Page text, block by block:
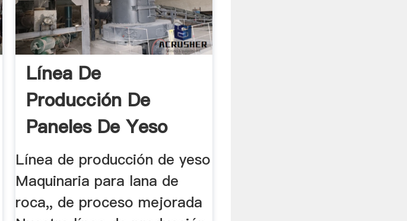
Línea De
Producción De
Paneles De Yeso
Proveedores De La
...
Línea de producción de yeso
Maquinaria para lana de
roca,, de proceso mejorada